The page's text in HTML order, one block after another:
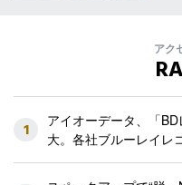
アク
1
アイオーデータ、「
大。各社ブルーレイレ